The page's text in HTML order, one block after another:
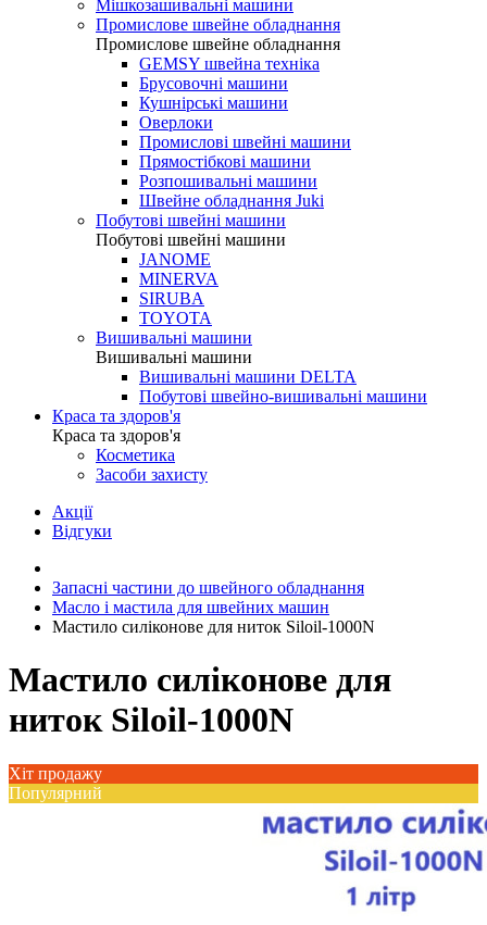
Мішкозашивальні машини
Промислове швейне обладнання
Промислове швейне обладнання
GEMSY швейна техніка
Брусовочні машини
Кушнірські машини
Оверлоки
Промислові швейні машини
Прямостібкові машини
Розпошивальні машини
Швейне обладнання Juki
Побутові швейні машини
Побутові швейні машини
JANOME
MINERVA
SIRUBA
TOYOTA
Вишивальні машини
Вишивальні машини
Вишивальні машини DELTA
Побутові швейно-вишивальні машини
Краса та здоров'я
Краса та здоров'я
Косметика
Засоби захисту
Акції
Відгуки
Запасні частини до швейного обладнання
Масло і мастила для швейних машин
Мастило силіконове для ниток Siloil-1000N
Мастило силіконове для
ниток Siloil-1000N
Хіт продажу
Популярний